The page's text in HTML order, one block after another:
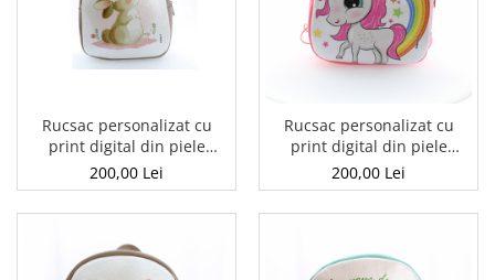
Rucsac personalizat cu
print digital din piele
naturala Baby3+ - Iepuras
200,00 Lei
Rucsac personalizat cu
print digital din piele
naturala Baby3+ - Unicorn
200,00 Lei